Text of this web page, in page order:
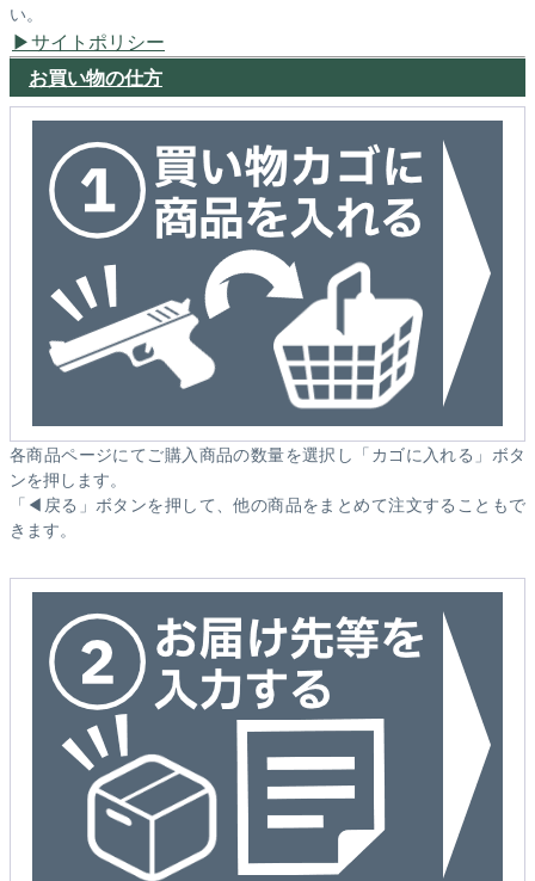
い。
サイトポリシー
お買い物の仕方
各商品ページにてご購入商品の数量を選択し「カゴに入れる」ボタ
ンを押します。
「◀戻る」ボタンを押して、他の商品をまとめて注文することもで
きます。